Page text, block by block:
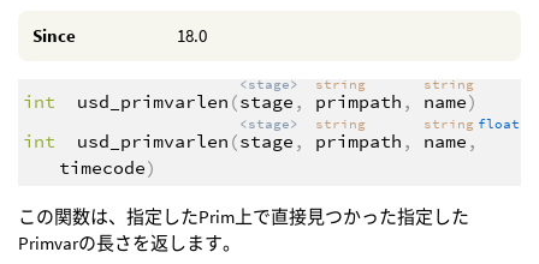
Since 18.0
int usd_primvarlen (
<stage>
stage ,
string
primpath ,
string
name)
int
usd_primvarlen (
<stage>
stage ,
string
primpath ,
string
name ,
float
timecode)
この関数は、指定したPrim上で直接見つかった指定した
Primvarの長さを返します。